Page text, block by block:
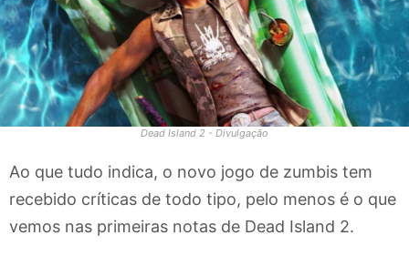
Dead Island 2 - Divulgação
Ao que tudo indica, o novo jogo de zumbis tem
recebido críticas de todo tipo, pelo menos é o que
vemos nas primeiras notas de Dead Island 2.